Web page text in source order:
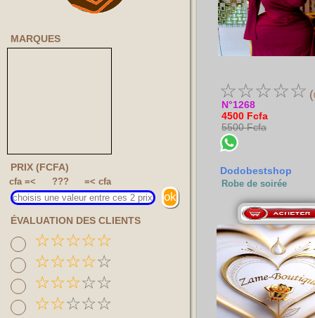
MARQUES
PRIX (FCFA)
cfa =< ??? =< cfa
ÉVALUATION DES CLIENTS
☆☆☆☆☆
☆☆☆☆☆
☆☆☆☆☆
☆☆☆☆☆
☆☆☆☆☆ (
N°1268
4500 Fcfa
5500 Fcfa
Dodobestshop
Robe de soirée